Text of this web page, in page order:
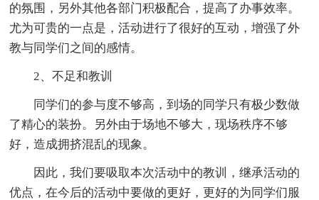
的氛围，另外其他各部门积极配合，提高了办事效率。
尤为可贵的一点是，活动进行了很好的互动，增强了外
教与同学们之间的感情。
2、不足和教训
同学们的参与度不够高，到场的同学只有极少数做
了精心的装扮。另外由于场地不够大，现场秩序不够
好，造成拥挤混乱的现象。
因此，我们要吸取本次活动中的教训，继承活动的
优点，在今后的活动中要做的更好，更好的为同学们服